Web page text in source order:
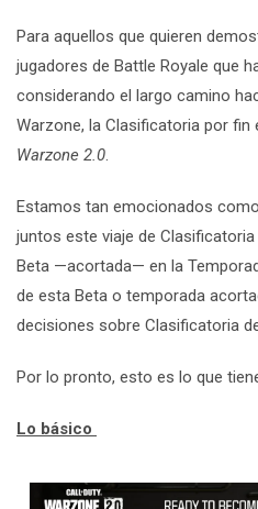
Para aquellos que quieren
jugadores de Battle Royale que
considerando el largo camino
Warzone, la Clasificatoria por fin
Warzone 2.0.
Estamos tan emocionados
juntos este viaje de
Beta —acortada— en la
de esta Beta o temporada
decisiones sobre Clasificatoria
Por lo pronto, esto es lo que
Lo básico